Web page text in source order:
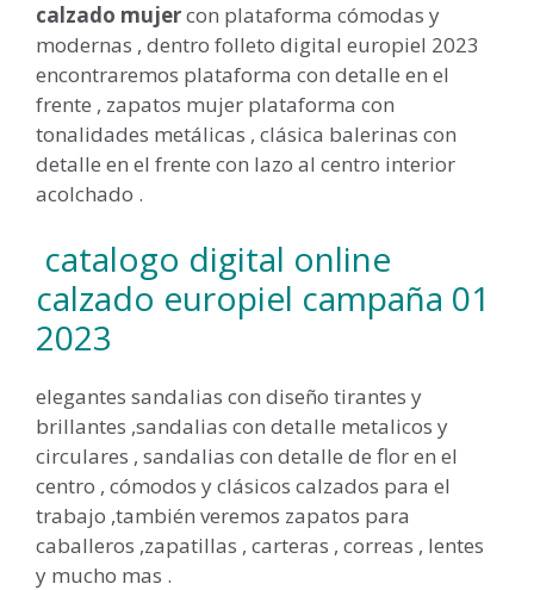
calzado mujercon plataforma cómodas y
modernas , dentro folleto digital europiel 2023
encontraremos plataforma con detalle en el
frente , zapatos mujer plataforma con
tonalidades metálicas , clásica balerinas con
detalle en el frente con lazo al centro interior
acolchado .
catalogo digital online
calzado europiel campaña 01
2023
elegantes sandalias con diseño tirantes y
brillantes ,sandalias con detalle metalicos y
circulares , sandalias con detalle de flor en el
centro , cómodos y clásicos calzados para el
trabajo ,también veremos zapatos para
caballeros ,zapatillas , carteras , correas , lentes
y mucho mas .